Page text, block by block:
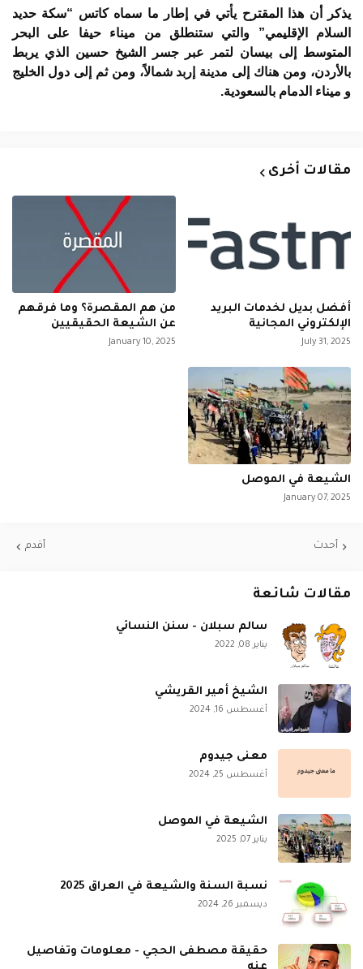
يذكر أن هذا المقترح يأتي في إطار ما سماه كاتس “سكة حديد
السلام الإقليمي” والتي ستنطلق من ميناء حيفا على البحر
المتوسط إلى بيسان لتمر عبر جسر الشيخ حسين الذي يربط
بالأردن، ومن هناك إلى مدينة إربد شمالاً، ومن ثم إلى دول الخليج
و ميناء الدمام بالسعودية.
مقالات أخرى
أفضل بديل لخدمات البريد
الإلكتروني المجانية
July 31, 2025
من هم المقصرة؟ وما فرقهم
عن الشيعة الحقيقيين
January 10, 2025
الشيعة في الموصل
January 07, 2025
أحدث أقدم
مقالات شائعة
سالم سبلان - سنن النسائي
يناير 08, 2022
الشيخ أمير القريشي
أغسطس 16, 2024
معنى جيدوم
أغسطس 25, 2024
الشيعة في الموصل
يناير 07, 2025
نسبة السنة والشيعة في العراق 2025
ديسمبر 26, 2024
حقيقة مصطفى الحجي - معلومات وتفاصيل